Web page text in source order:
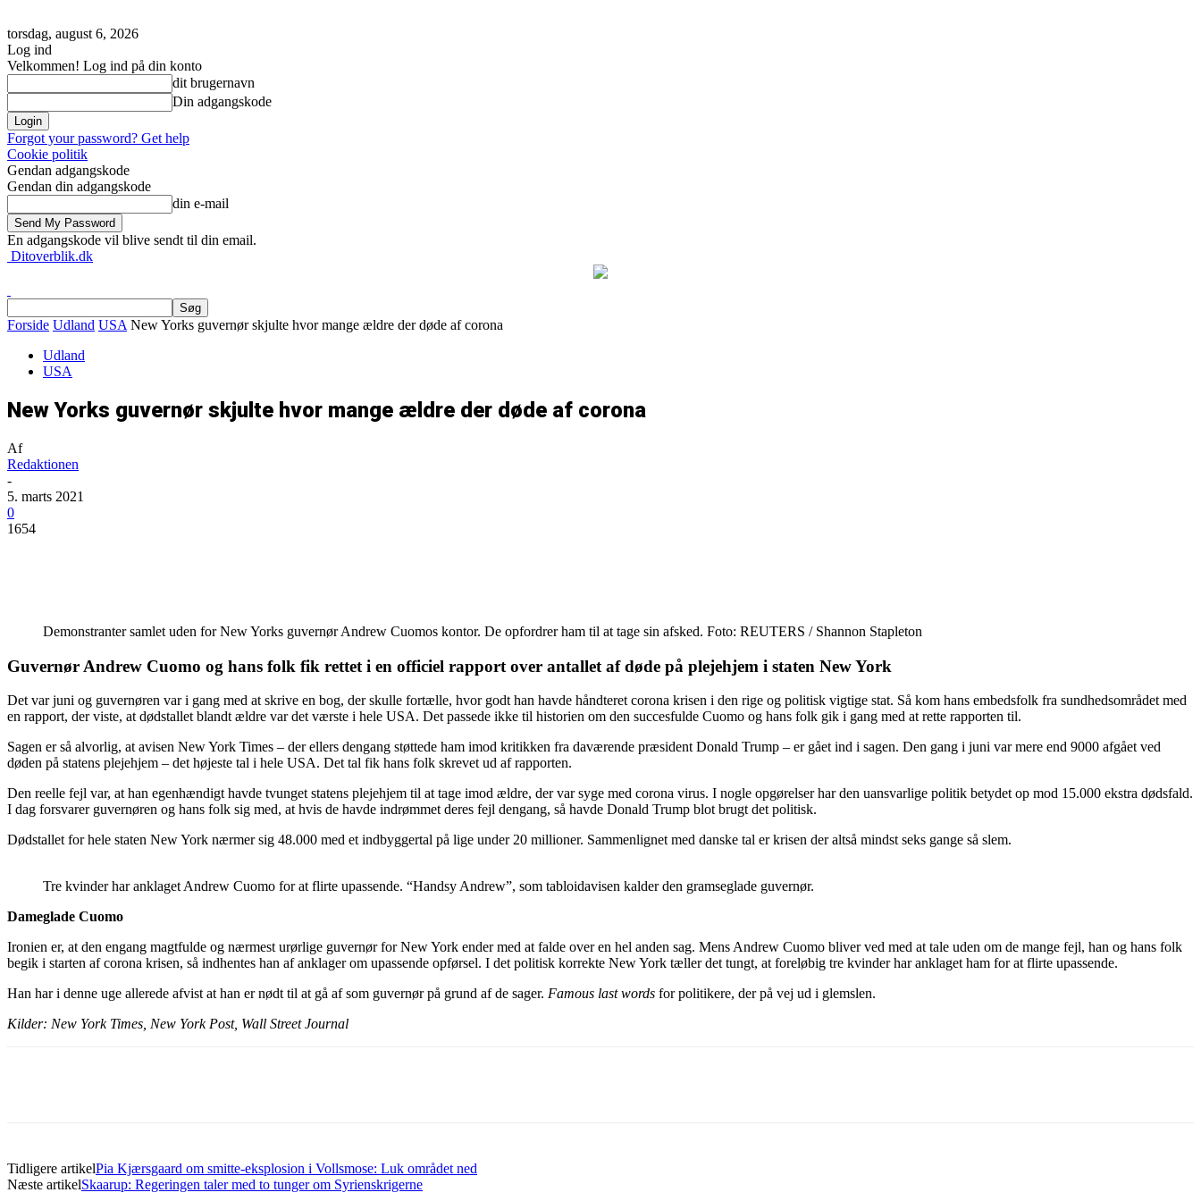
torsdag, august 6, 2026
Log ind
Velkommen! Log ind på din konto
dit brugernavn
Din adgangskode
Forgot your password? Get help
Cookie politik
Gendan adgangskode
Gendan din adgangskode
din e-mail
En adgangskode vil blive sendt til din email.
Ditoverblik.dk
Forside Udland USA New Yorks guvernør skjulte hvor mange ældre der døde af corona
Udland
USA
New Yorks guvernør skjulte hvor mange ældre der døde af corona
Af
Redaktionen
-
5. marts 2021
0
1654
Demonstranter samlet uden for New Yorks guvernør Andrew Cuomos kontor. De opfordrer ham til at tage sin afsked. Foto: REUTERS / Shannon Stapleton
Guvernør Andrew Cuomo og hans folk fik rettet i en officiel rapport over antallet af døde på plejehjem i staten New York
Det var juni og guvernøren var i gang med at skrive en bog, der skulle fortælle, hvor godt han havde håndteret corona krisen i den rige og politisk vigtige stat. Så kom hans embedsfolk fra sundhedsområdet med
en rapport, der viste, at dødstallet blandt ældre var det værste i hele USA. Det passede ikke til historien om den succesfulde Cuomo og hans folk gik i gang med at rette rapporten til.
Sagen er så alvorlig, at avisen New York Times – der ellers dengang støttede ham imod kritikken fra daværende præsident Donald Trump – er gået ind i sagen. Den gang i juni var mere end 9000 afgået ved
døden på statens plejehjem – det højeste tal i hele USA. Det tal fik hans folk skrevet ud af rapporten.
Den reelle fejl var, at han egenhændigt havde tvunget statens plejehjem til at tage imod ældre, der var syge med corona virus. I nogle opgørelser har den uansvarlige politik betydet op mod 15.000 ekstra dødsfald.
I dag forsvarer guvernøren og hans folk sig med, at hvis de havde indrømmet deres fejl dengang, så havde Donald Trump blot brugt det politisk.
Dødstallet for hele staten New York nærmer sig 48.000 med et indbyggertal på lige under 20 millioner. Sammenlignet med danske tal er krisen der altså mindst seks gange så slem.
Tre kvinder har anklaget Andrew Cuomo for at flirte upassende. “Handsy Andrew”, som tabloidavisen kalder den gramseglade guvernør.
Dameglade Cuomo
Ironien er, at den engang magtfulde og nærmest urørlige guvernør for New York ender med at falde over en hel anden sag. Mens Andrew Cuomo bliver ved med at tale uden om de mange fejl, han og hans folk
begik i starten af corona krisen, så indhentes han af anklager om upassende opførsel. I det politisk korrekte New York tæller det tungt, at foreløbig tre kvinder har anklaget ham for at flirte upassende.
Han har i denne uge allerede afvist at han er nødt til at gå af som guvernør på grund af de sager. Famous last words for politikere, der på vej ud i glemslen.
Kilder: New York Times, New York Post, Wall Street Journal
Tidligere artikelPia Kjærsgaard om smitte-eksplosion i Vollsmose: Luk området ned
Næste artikelSkaarup: Regeringen taler med to tunger om Syrienskrigerne